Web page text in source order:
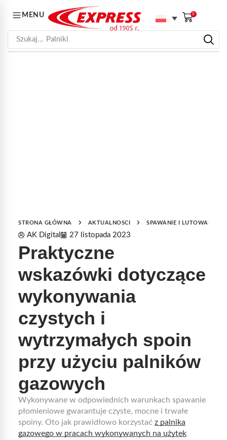
MENU 0
Szukaj... Palniki
STRONA GŁÓWNA AKTUALNOSCI SPAWANIE I LUTOWANIE
AK Digital 27 listopada 2023
Praktyczne
wskazówki dotyczące
wykonywania
czystych i
wytrzymałych spoin
przy użyciu palników
gazowych
Wykonywane w odpowiednich warunkach spawanie
płomieniowe gwarantuje czyste, mocne i trwałe
spoiny. Oto jak prawidłowo korzystać z palnika
gazowego w pracach wykonywanych na użytek